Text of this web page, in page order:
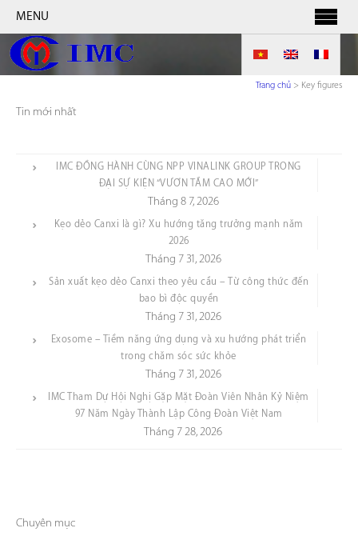
MENU
Trang chủ > Key figures
Tin mới nhất
IMC ĐỒNG HÀNH CÙNG NPP VINALINK GROUP TRONG
ĐẠI SỰ KIỆN “VƯƠN TẦM CAO MỚI”
Tháng 8 7, 2026
Kẹo dẻo Canxi là gì? Xu hướng tăng trưởng mạnh năm
2026
Tháng 7 31, 2026
Sản xuất kẹo dẻo Canxi theo yêu cầu – Từ công thức đến
bao bì độc quyền
Tháng 7 31, 2026
Exosome – Tiềm năng ứng dụng và xu hướng phát triển
trong chăm sóc sức khỏe
Tháng 7 31, 2026
IMC Tham Dự Hội Nghị Gặp Mặt Đoàn Viên Nhân Kỷ Niệm
97 Năm Ngày Thành Lập Công Đoàn Việt Nam
Tháng 7 28, 2026
Chuyên mục